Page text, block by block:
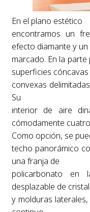
En el plano estético
encontramos un
efecto diamante y
marcado. En la
superficies cóncavas
convexas
Su
interior de aire
cómodamente
Como opción, se
techo panorámico
una franja de
policarbonato en
desplazable de
y molduras